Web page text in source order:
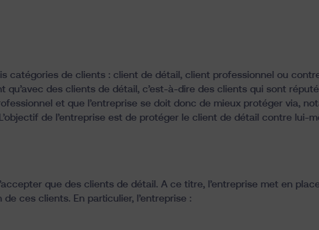
catégories de clients : client de détail, client professionnel ou
qu’avec des clients de détail, c’est-à-dire des clients qui sont
et que l’entreprise se doit donc de mieux protéger via,
de l’entreprise est de protéger le client de détail contre lui-
que des clients de détail. A ce titre, l’entreprise met en
ces clients. En particulier, l’entreprise :